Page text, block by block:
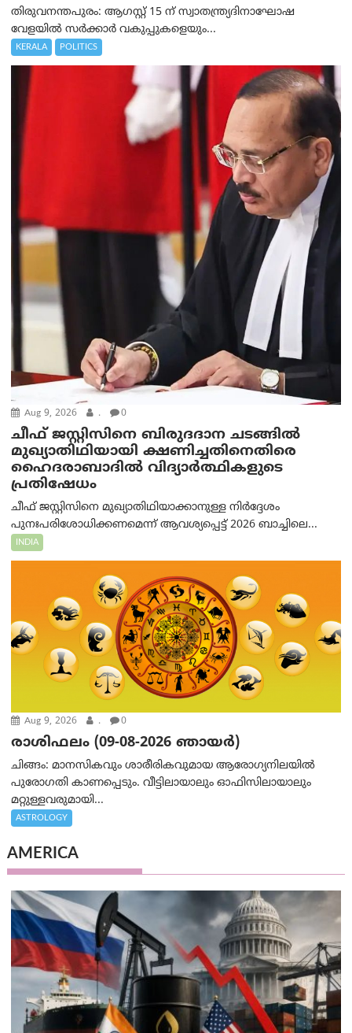
തിരുവനന്തപുരം: ആഗസ്റ്റ് 15 ന് സ്വാതന്ത്ര്യദിനാഘോഷ
വേളയിൽ സർക്കാർ വകുപ്പുകളെയും...
KERALA POLITICS
Aug 9, 2026 . 0
ചീഫ് ജസ്റ്റിസിനെ ബിരുദദാന ചടങ്ങില്‍
മുഖ്യാതിഥിയായി ക്ഷണിച്ചതിനെതിരെ
ഹൈദരാബാദില്‍ വിദ്യാർത്ഥികളുടെ
പ്രതിഷേധം
ചീഫ് ജസ്റ്റിസിനെ മുഖ്യാതിഥിയാക്കാനുള്ള നിർദ്ദേശം
പുനഃപരിശോധിക്കണമെന്ന് ആവശ്യപ്പെട്ട് 2026 ബാച്ചിലെ...
INDIA
Aug 9, 2026 . 0
രാശിഫലം (09-08-2026 ഞായര്‍)
ചിങ്ങം: മാനസികവും ശാരീരികവുമായ ആരോഗ്യനിലയിൽ
പുരോഗതി കാണപ്പെടും. വീട്ടിലായാലും ഓഫിസിലായാലും
മറ്റുള്ളവരുമായി...
ASTROLOGY
AMERICA